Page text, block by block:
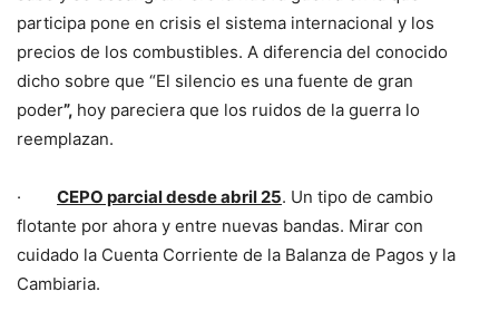
participa pone en crisis el sistema internacional y los
precios de los combustibles. A diferencia del conocido
dicho sobre que “El silencio es una fuente de gran
poder”, hoy pareciera que los ruidos de la guerra lo
reemplazan.
· CEPO parcial desde abril 25. Un tipo de cambio
flotante por ahora y entre nuevas bandas. Mirar con
cuidado la Cuenta Corriente de la Balanza de Pagos y la
Cambiaria.